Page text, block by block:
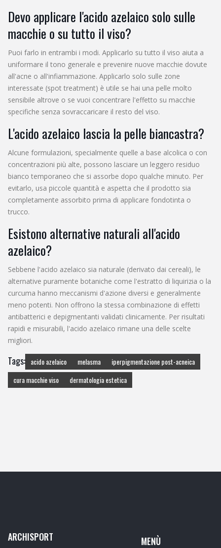
Devo applicare l'acido azelaico solo sulle
macchie o su tutto il viso?
Puoi farlo in entrambi i modi. Applicarlo su tutto il viso aiuta a
uniformare il tono generale e prevenire nuove macchie dovute
all'acne o all'infiammazione. Applicarlo solo sulle zone
interessate (spot treatment) è utile se hai una pelle molto
sensibile altrove o se vuoi concentrare l'effetto su macchie
specifiche senza sovraccaricare il resto del viso.
L'acido azelaico lascia la pelle biancastra?
Alcune formulazioni, specialmente quelle a base alcolica o con
concentrazioni più alte, possono lasciare un leggero residuo
bianco temporaneo che si assorbe dopo qualche minuto. Per
evitarlo, usa piccole quantità e aspetta che il prodotto sia
completamente assorbito prima di applicare fondotinta o
trucco.
Esistono alternative naturali all'acido
azelaico?
Sebbene l'acido azelaico sia naturale (derivato dai cereali), le
alternative puramente botaniche come l'estratto di liquirizia o la
curcuma hanno meccanismi d'azione diversi e generalmente
meno potenti. Non offrono la stessa combinazione di effetti
antibatterici e depigmentanti validati clinicamente. Per risultati
rapidi e misurabili, l'acido azelaico rimane una delle scelte
migliori.
Tags: acido azelaico melasma
iperpigmentazione post-acneica
cura macchie viso
dermatologia estetica
ARCHISPORT MENÙ